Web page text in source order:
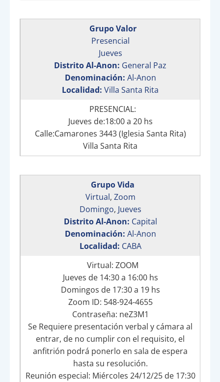
Grupo Valor
Presencial
Jueves
Distrito Al-Anon: General Paz
Denominación: Al-Anon
Localidad: Villa Santa Rita
PRESENCIAL:
Jueves de:18:00 a 20 hs
Calle:Camarones 3443 (Iglesia Santa Rita)
Villa Santa Rita
Grupo Vida
Virtual, Zoom
Domingo, Jueves
Distrito Al-Anon: Capital
Denominación: Al-Anon
Localidad: CABA
Virtual: ZOOM
Jueves de 14:30 a 16:00 hs
Domingos de 17:30 a 19 hs
Zoom ID: 548-924-4655
Contraseña: neZ3M1
Se Requiere presentación verbal y cámara al
entrar, de no cumplir con el requisito, el
anfitrión podrá ponerlo en sala de espera
hasta su resolución.
Reunión especial: Miércoles 24/12/25 de 17:30